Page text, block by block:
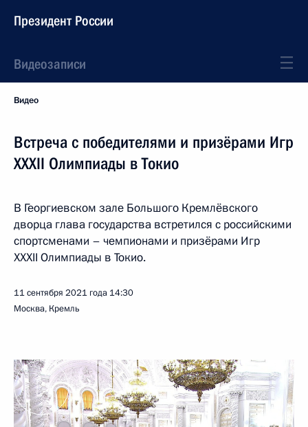
Президент России
Видеозаписи
Видео
Встреча с победителями и призёрами Игр
XXXII Олимпиады в Токио
В Георгиевском зале Большого Кремлёвского
дворца глава государства встретился с российскими
спортсменами – чемпионами и призёрами Игр
XXXII Олимпиады в Токио.
11 сентября 2021 года 14:30
Москва, Кремль